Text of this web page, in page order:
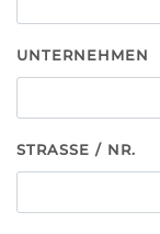
UNTERNEHMEN
STRASSE / NR.